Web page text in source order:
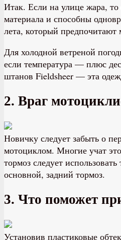
Итак. Если на улице жара, то
материала и способны
лета, который
Для холодной ветреной
если температура — плюс
штанов Fieldsheer — эта
2. Враг
Новичку следует забыть о
мотоциклом. Многие учат
тормоз следует
основной, задний тормоз.
3. Что поможет
Установив пластиковые